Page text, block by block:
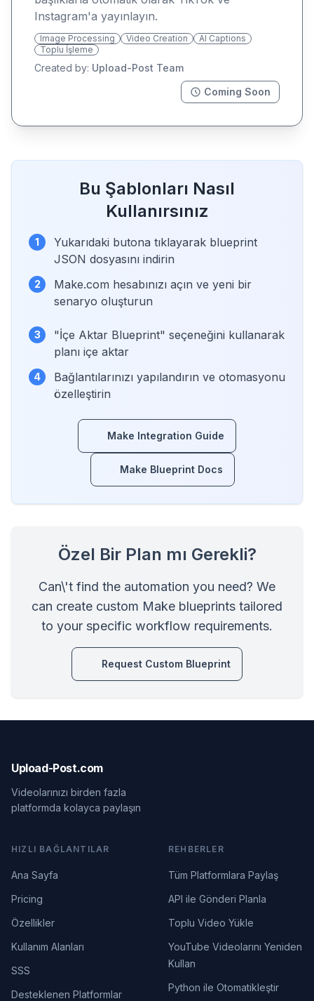
Instagram'a yayınlayın.
Image Processing Video Creation
AI Captions
Toplu İşleme
Created by: Upload-Post Team
Coming Soon
Bu Şablonları Nasıl
Kullanırsınız
1
Yukarıdaki butona tıklayarak blueprint
JSON dosyasını indirin
2
Make.com hesabınızı açın ve yeni bir
senaryo oluşturun
3
"İçe Aktar Blueprint" seçeneğini kullanarak
planı içe aktar
4
Bağlantılarınızı yapılandırın ve otomasyonu
özelleştirin
Make Integration Guide
Make Blueprint Docs
Özel Bir Plan mı Gerekli?
Can\'t find the automation you need? We
can create custom Make blueprints tailored
to your specific workflow requirements.
Request Custom Blueprint
Upload-Post.com
Videolarınızı birden fazla
platformda kolayca paylaşın
HIZLI BAĞLANTILAR
Ana Sayfa
Pricing
Özellikler
Kullanım Alanları
SSS
Desteklenen Platformlar
REHBERLER
Tüm Platformlara Paylaş
API ile Gönderi Planla
Toplu Video Yükle
YouTube Videolarını Yeniden
Kullan
Python ile Otomatikleştir